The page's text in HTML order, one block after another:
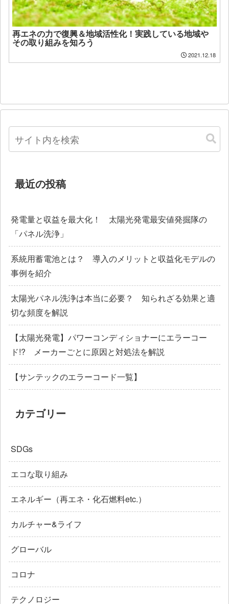
再エネの力で復興＆地域活性化！実践している地域や
その取り組みを知ろう
2021.12.18
最近の投稿
発電量と収益を最大化！ 太陽光発電最安値発掘隊の
「パネル洗浄」
系統用蓄電池とは？ 導入のメリットと収益化モデルの
事例を紹介
太陽光パネル洗浄は本当に必要？ 知られざる効果と適
切な頻度を解説
【太陽光発電】パワーコンディショナーにエラーコー
ド!? メーカーごとに原因と対処法を解説
【サンテックのエラーコード一覧】
カテゴリー
SDGs
エコな取り組み
エネルギー（再エネ・化石燃料etc.）
カルチャー&ライフ
グローバル
コロナ
テクノロジー